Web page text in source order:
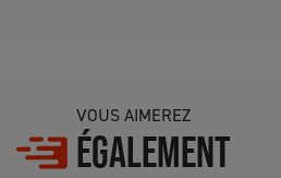
VOUS AIMEREZ
ÉGALEMENT